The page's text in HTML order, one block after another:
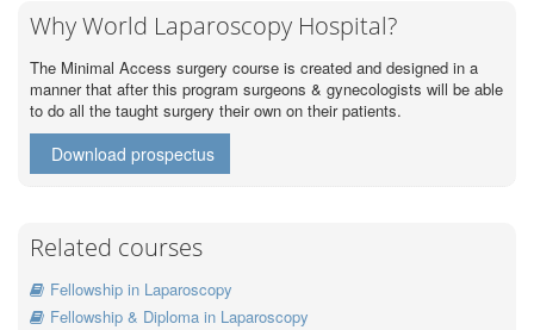
Why World Laparoscopy Hospital?
The Minimal Access surgery course is created and designed in a
manner that after this program surgeons & gynecologists will be able
to do all the taught surgery their own on their patients.
Download prospectus
Related courses
Fellowship in Laparoscopy
Fellowship & Diploma in Laparoscopy